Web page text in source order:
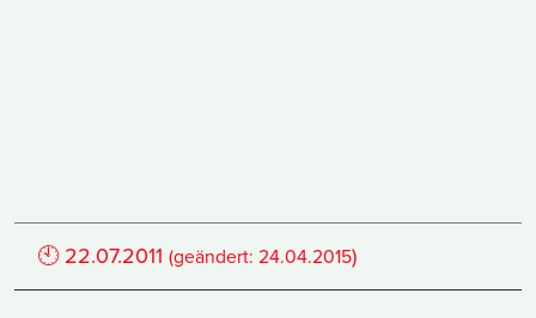
🕙 22.07.2011 (geändert:24.04.2015)